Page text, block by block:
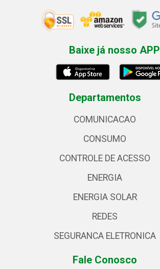
Baixe já nosso APP
Departamentos
COMUNICACAO
CONSUMO
CONTROLE DE ACESSO
ENERGIA
ENERGIA SOLAR
REDES
SEGURANCA ELETRONICA
Fale Conosco